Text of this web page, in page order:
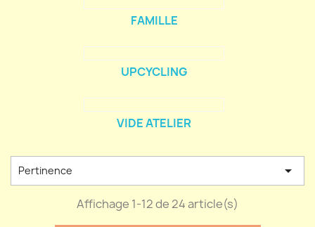
FAMILLE
UPCYCLING
VIDE ATELIER
Pertinence 
Affichage 1-12 de 24 article(s)